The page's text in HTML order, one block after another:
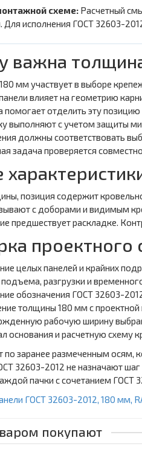
схеме: Расчетный
Для исполнения ГОСТ 32603-
важна
мм участвует в выборе
влияет на геометрию
помогает отделить эту
выполняют с учетом защиты
должны соответствовать
задача проверяется
позиция содержит
с доборами и видимым
предшествует раскладке.
проектного
целых панелей и крайних
разгрузки и
обозначения ГОСТ 32603-
толщины 180 мм с проектной
рабочую ширину
основания и расчетную схему
заранее размеченным осям,
32603-2012 не назначают
пачки с сочетанием ГОСТ
ГОСТ 32603-2012, 180 мм,
покупают